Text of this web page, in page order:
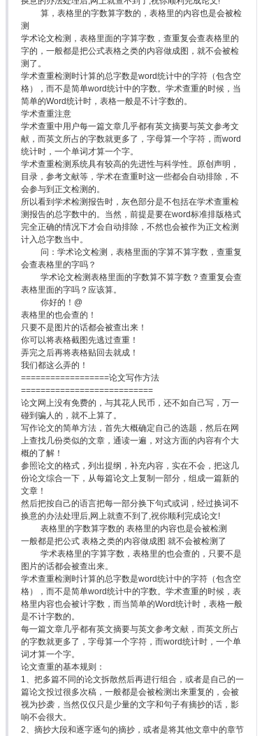
算，表格里的字数算字数的，表格里的内容也是会被检
测
学术论文检测，表格里面的字算字数，查重复会查表格里的
字的，一般都是把公式表格之类的内容做成图，就不会被检
测了。
学术查重检测时计算的总字数是word统计中的字符（包含空
格），而不是简单word统计中的字数。学术查重的时候，当
简单的Word统计时，表格一般是不计字数的。
学术查重注意
学术查重中用户每一篇文章几乎都有英文摘要与英文参考文
献，而英文所占的字数就更多了，字母算一个字符，而word
统计时，一个单词才算一个字。
学术查重检测系统具有较高的先进性与科学性。原创声明，
目录，参考文献等，学术在查重时这一些都会自动排除，不
会参与到正文检测的。
所以看到学术检测报告时，灰色部分是不包括在学术查重检
测报告的总字数中的。当然，前提是要在word标准排版格式
完全正确的情况下才会自动排除，不然也会被作为正文检测
计入总字数当中。
问：学术论文检测，表格里面的字算不算字数，查重复
会查表格里的字吗？
学术论文检测表格里面的字数算不算字数？查重复会查
表格里面的字吗？应该算。
你好的！@
表格里的也会查的！
只要不是图片的话都会被查出来！
你可以将表格截图先逃过查重！
弄完之后再将表格贴回去就成！
我们都这么弄的！
==================论文写作方法
===========================
论文网上没有免费的，与其花人民币，还不如自己写，万一
碰到骗人的，就不上算了。
写作论文的简单方法，首先大概确定自己的选题，然后在网
上查找几份类似的文章，通读一遍，对这方面的内容有个大
概的了解！
参照论文的格式，列出提纲，补充内容，实在不会，把这几
份论文综合一下，从每篇论文上复制一部分，组成一篇新的
文章！
然后把按自己的语言把每一部分换下句式或词，经过换词不
换意的办法处理后,网上就查不到了,祝你顺利完成论文!
表格里的字数算字数的 表格里的内容也是会被检测
一般都是把公式 表格之类的内容做成图 就不会被检测了
学术表格里的字算字数，表格里的也会查的，只要不是
图片的话都会被查出来。
学术查重检测时计算的总字数是word统计中的字符（包含空
格），而不是简单word统计中的字数。学术查重的时候，表
格里内容也会被计字数，而当简单的Word统计时，表格一般
是不计字数的。
每一篇文章几乎都有英文摘要与英文参考文献，而英文所占
的字数就更多了，字母算一个字符，而word统计时，一个单
词才算一个字。
论文查重的基本规则：
1、把多篇不同的论文拆散然后再进行组合，或者是自己的一
篇论文投过很多次稿，一般都是会被检测出来重复的，会被
视为抄袭，当然仅仅只是少量的文字和句子有摘抄的话，影
响不会很大。
2、摘抄大段和逐字逐句的摘抄，或者是将其他文章中的章节